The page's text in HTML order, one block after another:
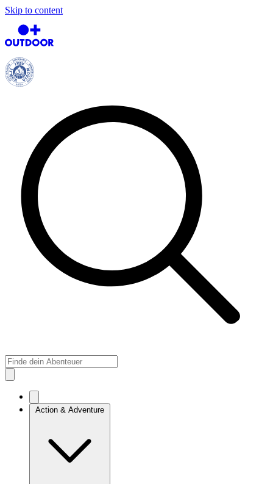
Skip to content
Action & Adventure